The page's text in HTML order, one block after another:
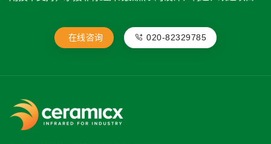
在线咨询 020-82329785